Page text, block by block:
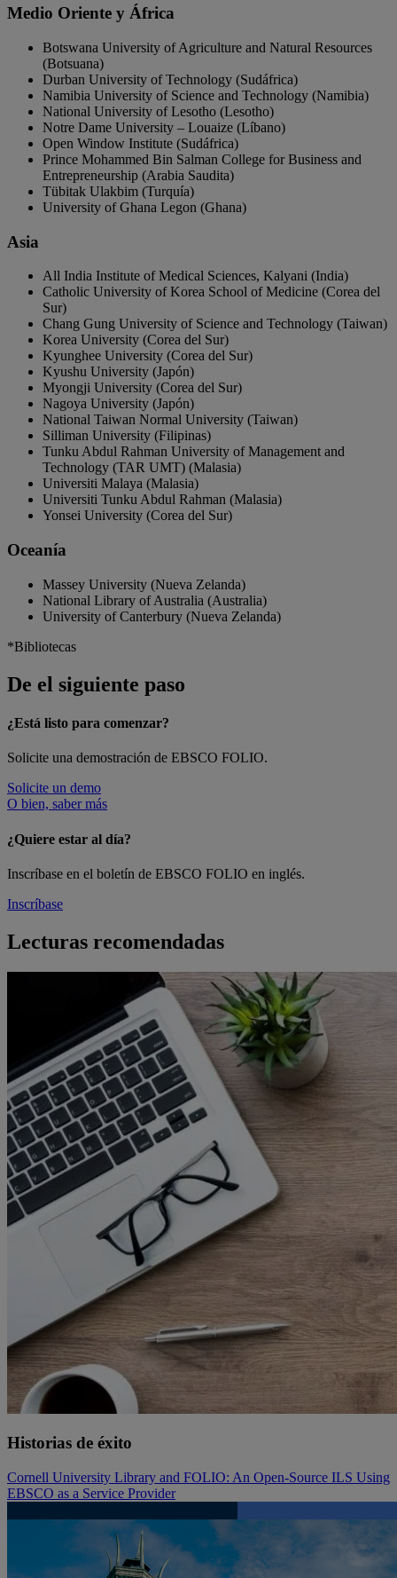
Medio Oriente y África
Botswana University of Agriculture and Natural Resources
(Botsuana)
Durban University of Technology (Sudáfrica)
Namibia University of Science and Technology (Namibia)
National University of Lesotho (Lesotho)
Notre Dame University – Louaize (Líbano)
Open Window Institute (Sudáfrica)
Prince Mohammed Bin Salman College for Business and
Entrepreneurship (Arabia Saudita)
Tübitak Ulakbim (Turquía)
University of Ghana Legon (Ghana)
Asia
All India Institute of Medical Sciences, Kalyani (India)
Catholic University of Korea School of Medicine (Corea del
Sur)
Chang Gung University of Science and Technology (Taiwan)
Korea University (Corea del Sur)
Kyunghee University (Corea del Sur)
Kyushu University (Japón)
Myongji University (Corea del Sur)
Nagoya University (Japón)
National Taiwan Normal University (Taiwan)
Silliman University (Filipinas)
Tunku Abdul Rahman University of Management and
Technology (TAR UMT) (Malasia)
Universiti Malaya (Malasia)
Universiti Tunku Abdul Rahman (Malasia)
Yonsei University (Corea del Sur)
Oceanía
Massey University (Nueva Zelanda)
National Library of Australia (Australia)
University of Canterbury (Nueva Zelanda)
*Bibliotecas
De el siguiente paso
¿Está listo para comenzar?
Solicite una demostración de EBSCO FOLIO.
Solicite un demo
O bien, saber más
¿Quiere estar al día?
Inscríbase en el boletín de EBSCO FOLIO en inglés.
Inscríbase
Lecturas recomendadas
Historias de éxito
Cornell University Library and FOLIO: An Open-Source ILS Using
EBSCO as a Service Provider